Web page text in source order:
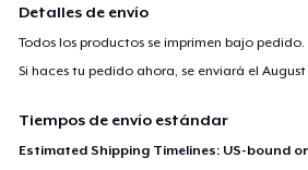
Detalles de envío
Todos los productos se imprimen bajo pedido.
Si haces tu pedido ahora, se enviará elAugust
Tiempos de envío estándar
Estimated Shipping Timelines: US-bound